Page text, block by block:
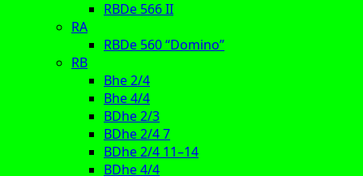
RBDe 566 II
RA
RBDe 560 “Domino”
RB
Bhe 2/4
Bhe 4/4
BDhe 2/3
BDhe 2/4 7
BDhe 2/4 11–14
BDhe 4/4